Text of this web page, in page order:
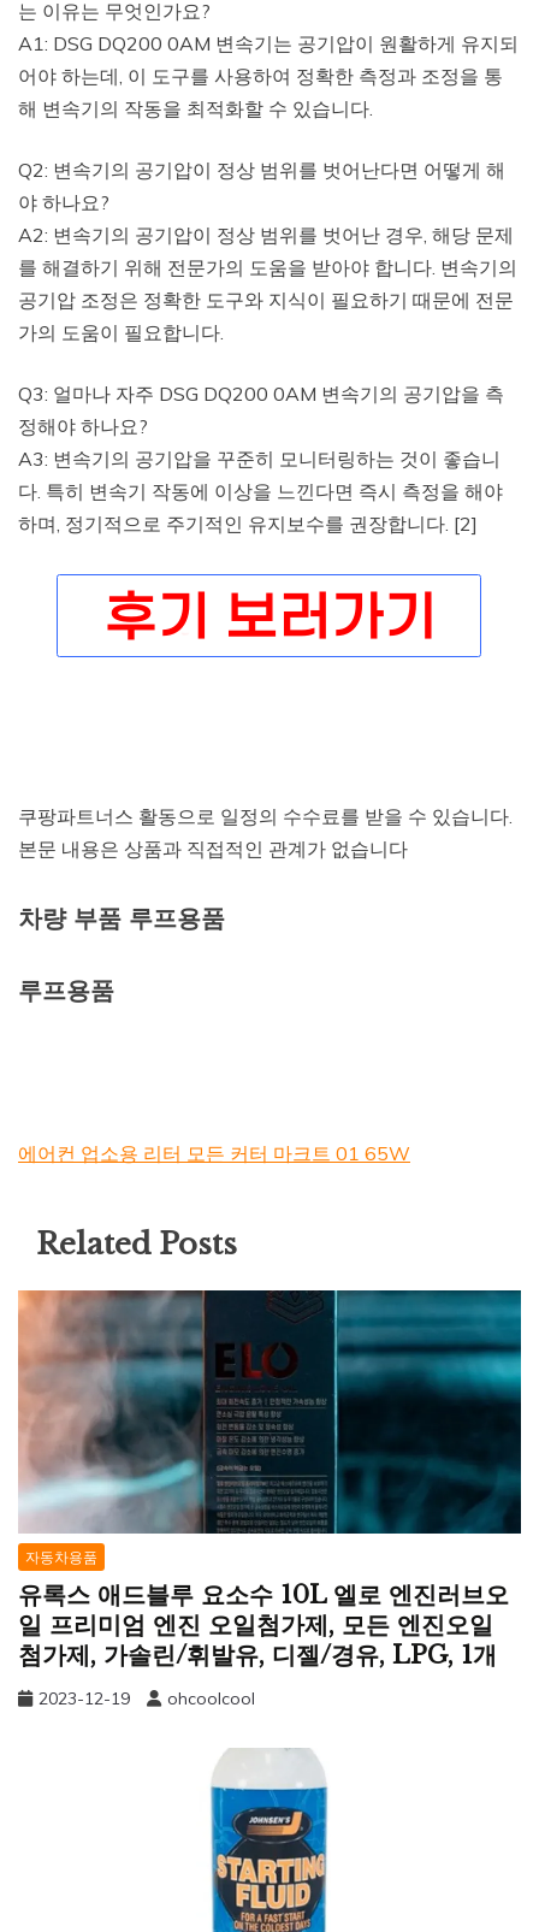
는 이유는 무엇인가요?
A1: DSG DQ200 0AM 변속기는 공기압이 원활하게 유지되
어야 하는데, 이 도구를 사용하여 정확한 측정과 조정을 통
해 변속기의 작동을 최적화할 수 있습니다.
Q2: 변속기의 공기압이 정상 범위를 벗어난다면 어떻게 해
야 하나요?
A2: 변속기의 공기압이 정상 범위를 벗어난 경우, 해당 문제
를 해결하기 위해 전문가의 도움을 받아야 합니다. 변속기의
공기압 조정은 정확한 도구와 지식이 필요하기 때문에 전문
가의 도움이 필요합니다.
Q3: 얼마나 자주 DSG DQ200 0AM 변속기의 공기압을 측
정해야 하나요?
A3: 변속기의 공기압을 꾸준히 모니터링하는 것이 좋습니
다. 특히 변속기 작동에 이상을 느낀다면 즉시 측정을 해야
하며, 정기적으로 주기적인 유지보수를 권장합니다. [2]
쿠팡파트너스 활동으로 일정의 수수료를 받을 수 있습니다.
본문 내용은 상품과 직접적인 관계가 없습니다
차량 부품 루프용품
루프용품
에어컨 업소용 리터 모든 커터 마크트 01 65W
Related Posts
자동차용품
유록스 애드블루 요소수 10L 엘로 엔진러브오
일 프리미엄 엔진 오일첨가제, 모든 엔진오일
첨가제, 가솔린/휘발유, 디젤/경유, LPG, 1개
2023-12-19 ohcoolcool